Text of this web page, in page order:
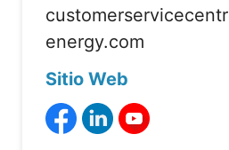
energy.com
Sitio Web